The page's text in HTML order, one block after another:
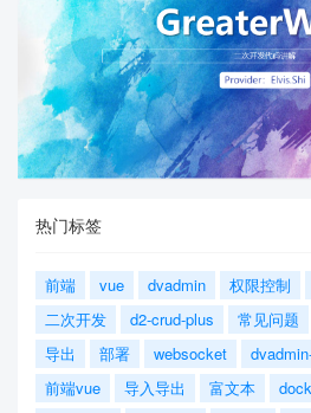
热门标签
前端 vue dvadmin 权限控制
二次开发
d2-crud-plus 常见问题
导出
部署 websocket
前端vue
导入导出 富文本